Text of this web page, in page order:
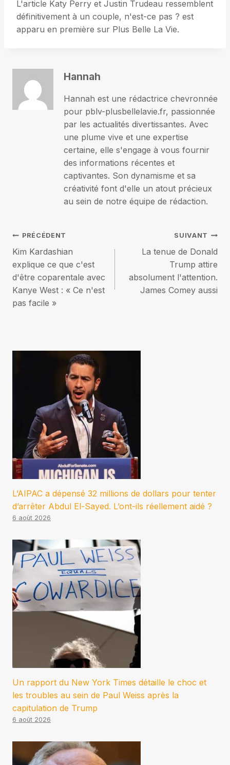
L'article Katy Perry et Justin Trudeau ressemblent
définitivement à un couple, n'est-ce pas ? est
apparu en première sur Plus Belle La Vie.
Hannah
Hannah est une rédactrice chevronnée
pour pblv-plusbellelavie.fr, passionnée
par les actualités divertissantes. Avec
une plume vive et une expertise
certaine, elle s'engage à vous fournir
des informations récentes et
captivantes. Son dynamisme et sa
créativité font d'elle un atout précieux
au sein de notre équipe de rédaction.
Navigation
de
l’article
PRÉCÉDENT
Kim Kardashian
explique ce que c'est
d'être coparentale avec
Kanye West : « Ce n'est
pas facile »
SUIVANT
La tenue de Donald
Trump attire
absolument l'attention.
James Comey aussi
L’AIPAC a dépensé 32 millions de dollars pour tenter
d’arrêter Abdul El-Sayed. L’ont-ils réellement aidé ?
6 août 2026
Un rapport du New York Times détaille le choc et
les troubles au sein de Paul Weiss après la
capitulation de Trump
6 août 2026